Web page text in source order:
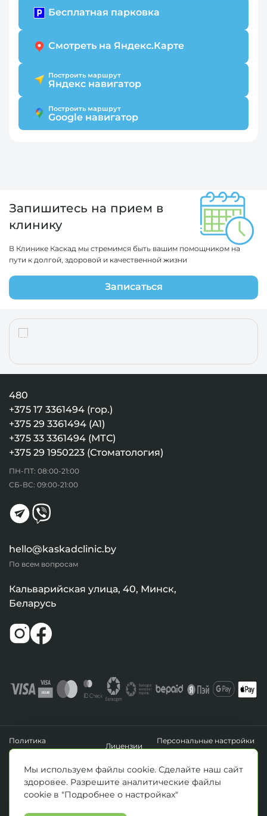
Бесплатная парковка
Смотреть на Яндекс.Карте
Построить маршрут
Яндекс навигатор
Построить маршрут
Google навигатор
Запишитесь на прием в
клинику
В Клинике Каскад мы стремимся быть вашим помощником на
пути к долгой, здоровой и качественной жизни
Записаться
480
+375 17 3361494 (гор.)
+375 29 3361494 (А1)
+375 33 3361494 (МТС)
+375 29 1950223 (Стоматология)
ПН-ПТ: 08:00-21:00
СБ-ВС: 09:00-21:00
hello@kaskadclinic.by
По всем вопросам
Кальварийская улица, 40, Минск,
Беларусь
Политика
конфиденциальности
Лицензии
Персональные настройки
файлов cookie
Зарегистрировано Минским горисполкомом 14.04.2020 г.
© Все права защищены 2026. ООО «Клиника Каскад»
Материалы, размещенные на данной странице, носят информационный
Мы используем файлы cookie. Сделайте наш сайт
здоровее. Разрешите аналитические файлы
cookie в "Подробнее о настройках"